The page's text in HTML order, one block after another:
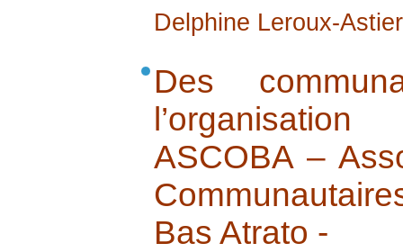
Delphine Leroux-Astier
Des
ASCOBA –
Bas Atrato -